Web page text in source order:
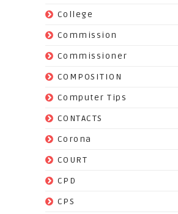
College
Commission
Commissioner
COMPOSITION
Computer Tips
CONTACTS
Corona
COURT
CPD
CPS